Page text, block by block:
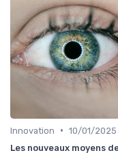
Innovation • 10/01/2025
Les nouveaux moyens